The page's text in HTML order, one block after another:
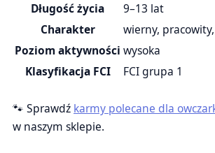
Długość życia
9–13 lat
Charakter
wierny,
Poziom aktywności wysoka
Klasyfikacja FCI
FCI grupa 1
🐾 Sprawdź karmy polecane dla
w naszym sklepie.